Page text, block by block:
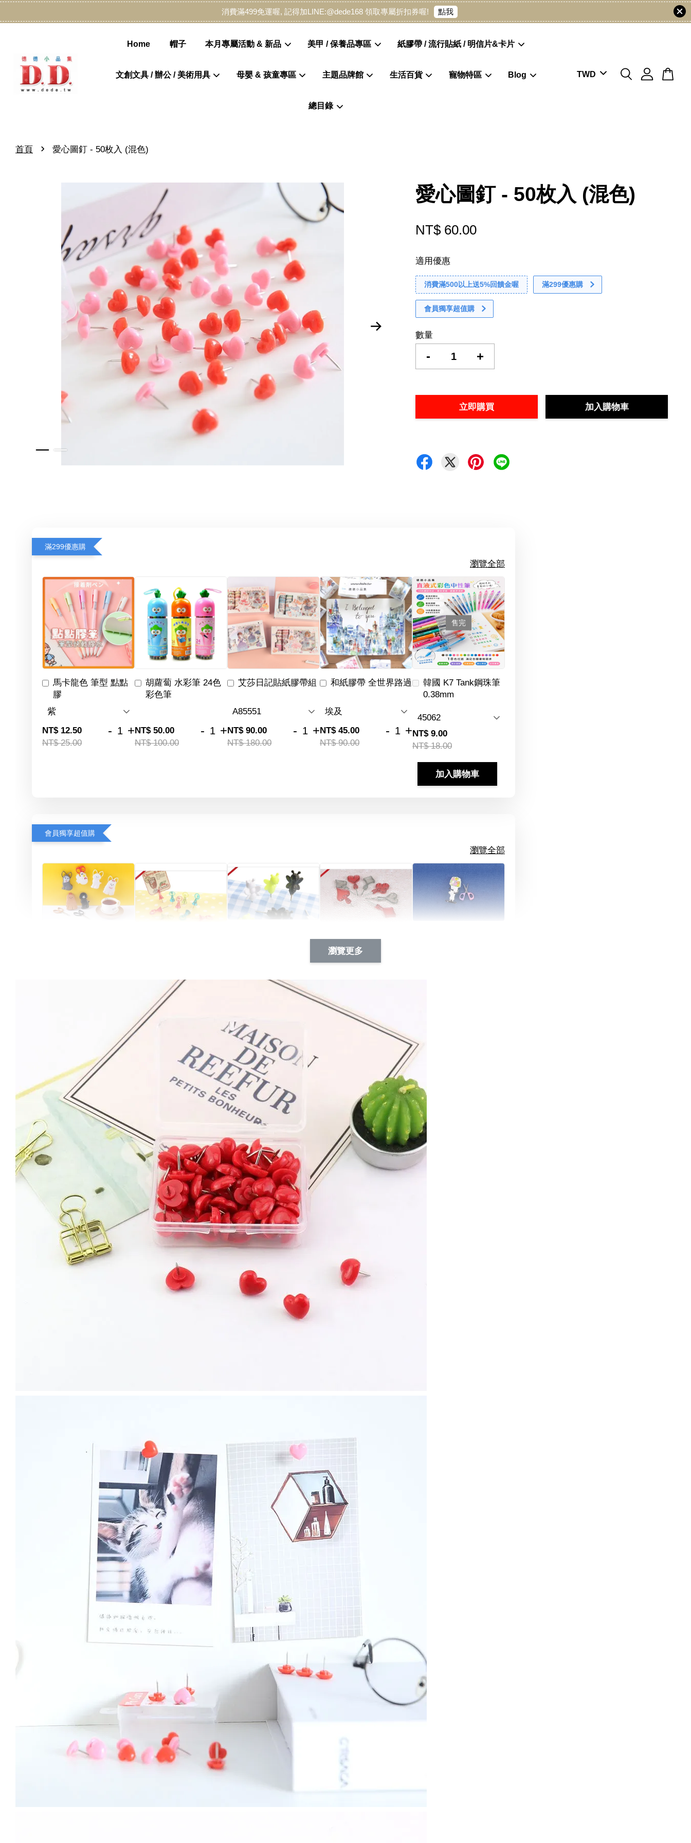
消費滿499免運喔, 記得加LINE:@dede168 領取專屬折扣券喔! 點我
Home 帽子 本月專屬活動 & 新品 美甲 / 保養品專區 紙膠帶 / 流行貼紙 / 明信片&卡片
文創文具 / 辦公 / 美術用具 母嬰 & 孩童專區 主題品牌館 生活百貨 寵物特區 Blog
總目錄
首頁 › 愛心圖釘 - 50枚入 (混色)
愛心圖釘 - 50枚入 (混色)
NT$ 60.00
適用優惠
消費滿500以上送5%回饋金喔 滿299優惠購
會員獨享超值購
數量
- +
立即購買 加入購物車
滿299優惠購
瀏覽全部
馬卡龍色 筆型 點點
膠
NT$ 12.50
NT$ 25.00
- +
胡蘿蔔 水彩筆 24色
彩色筆
NT$ 50.00
NT$ 100.00
- +
艾莎日記貼紙膠帶組
NT$ 90.00
NT$ 180.00
- +
和紙膠帶 全世界路過
NT$ 45.00
NT$ 90.00
- +
售完
韓國 K7 Tank鋼珠筆
0.38mm
NT$ 9.00
NT$ 18.00
加入購物車
會員獨享超值購
瀏覽全部
NT$ 66.00
Artsign 撲克牌 圖釘
瀏覽更多